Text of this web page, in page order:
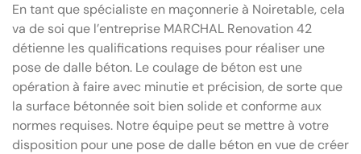
En tant que spécialiste en maçonnerie à Noiretable, cela
va de soi que l’entreprise MARCHAL Renovation 42
détienne les qualifications requises pour réaliser une
pose de dalle béton. Le coulage de béton est une
opération à faire avec minutie et précision, de sorte que
la surface bétonnée soit bien solide et conforme aux
normes requises. Notre équipe peut se mettre à votre
disposition pour une pose de dalle béton en vue de créer